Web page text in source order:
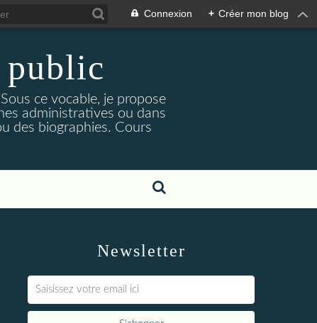
Connexion + Créer mon blog
ce vocable, je propose
administratives ou dans
des biographies. Cours
Newsletter